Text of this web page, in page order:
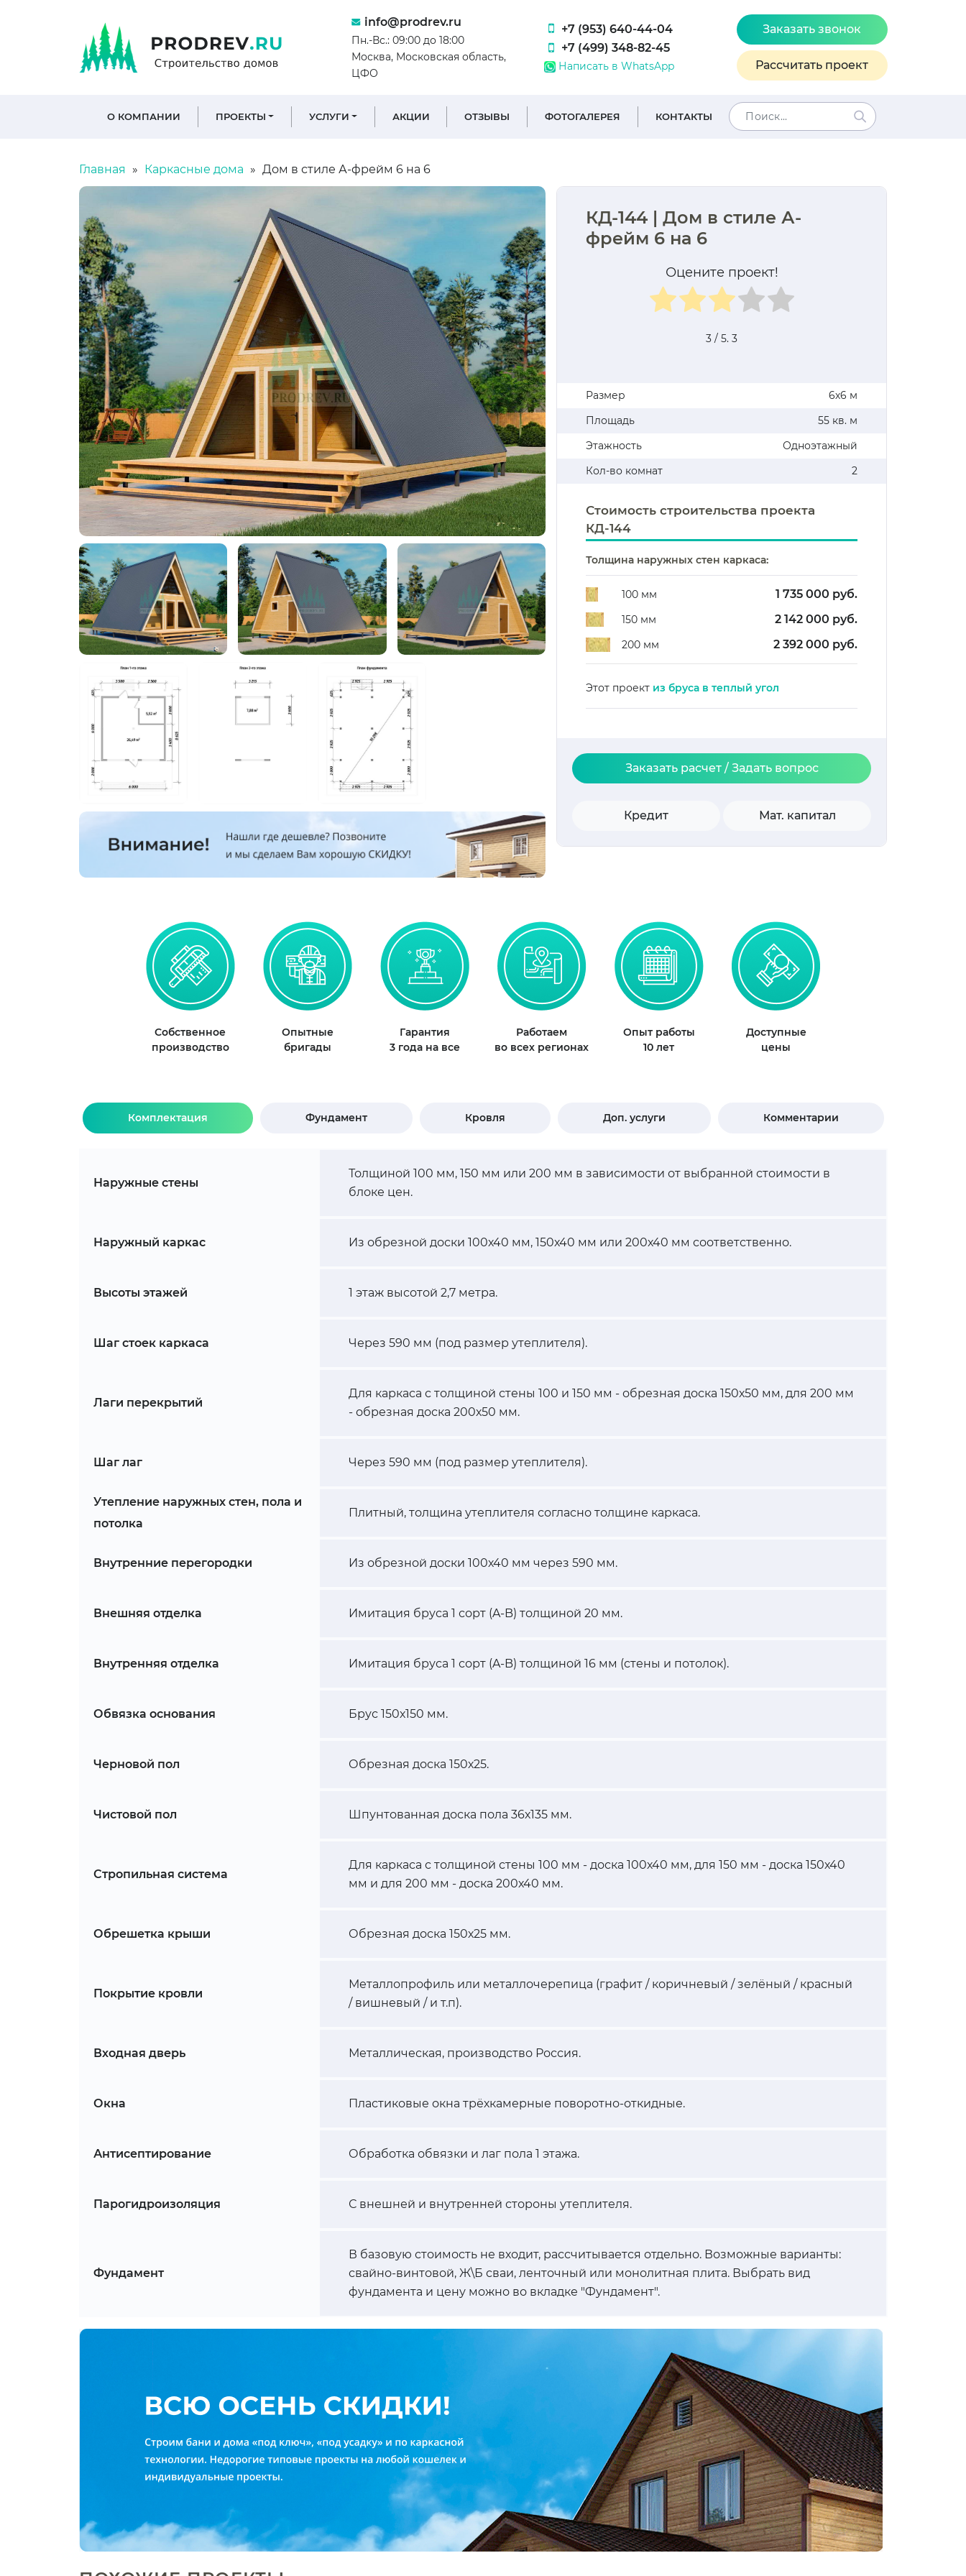
info@prodrev.ru
Пн.-Вс.: 09:00 до 18:00
Москва, Московская область,
ЦФО
+7 (953) 640-44-04
+7 (499) 348-82-45
Написать в WhatsApp
Заказать звонок
Рассчитать проект
О КОМПАНИИ ПРОЕКТЫ УСЛУГИ АКЦИИ ОТЗЫВЫ ФОТОГАЛЕРЕЯ КОНТАКТЫ
Главная Каркасные дома Дом в стиле А-фрейм 6 на 6
КД-144 | Дом в стиле А-
фрейм 6 на 6
Оцените проект!
3 / 5.3
Размер
6х6 м
Площадь
55 кв. м
Этажность
Одноэтажный
Кол-во комнат
2
Стоимость строительства проекта
КД-144
Толщина наружных стен каркаса:
100 мм 1 735 000 руб.
150 мм 2 142 000 руб.
200 мм 2 392 000 руб.
Этот проект из бруса в теплый угол
Заказать расчет / Задать вопрос
Кредит Мат. капитал
Собственное
производство
Опытные
бригады
Гарантия
3 года на все
Работаем
во всех регионах
Опыт работы
10 лет
Доступные
цены
Комплектация Фундамент Кровля Доп. услуги Комментарии
Наружные стены
Толщиной 100 мм, 150 мм или 200 мм в зависимости от выбранной стоимости в
блоке цен.
Наружный каркас Из обрезной доски 100х40 мм, 150х40 мм или 200х40 мм соответственно.
Высоты этажей 1 этаж высотой 2,7 метра.
Шаг стоек каркаса Через 590 мм (под размер утеплителя).
Лаги перекрытий
Для каркаса с толщиной стены 100 и 150 мм - обрезная доска 150х50 мм, для 200 мм
- обрезная доска 200х50 мм.
Шаг лаг Через 590 мм (под размер утеплителя).
Утепление наружных стен, пола и
потолка
Плитный, толщина утеплителя согласно толщине каркаса.
Внутренние перегородки Из обрезной доски 100х40 мм через 590 мм.
Внешняя отделка Имитация бруса 1 сорт (A-B) толщиной 20 мм.
Внутренняя отделка Имитация бруса 1 сорт (A-B) толщиной 16 мм (стены и потолок).
Обвязка основания Брус 150х150 мм.
Черновой пол Обрезная доска 150х25.
Чистовой пол Шпунтованная доска пола 36х135 мм.
Стропильная система
Для каркаса с толщиной стены 100 мм - доска 100х40 мм, для 150 мм - доска 150х40
мм и для 200 мм - доска 200х40 мм.
Обрешетка крыши Обрезная доска 150х25 мм.
Покрытие кровли
Металлопрофиль или металлочерепица (графит / коричневый / зелёный / красный
/ вишневый / и т.п).
Входная дверь Металлическая, производство Россия.
Окна Пластиковые окна трёхкамерные поворотно-откидные.
Антисептирование Обработка обвязки и лаг пола 1 этажа.
Парогидроизоляция С внешней и внутренней стороны утеплителя.
Фундамент
В базовую стоимость не входит, рассчитывается отдельно. Возможные варианты:
свайно-винтовой, Ж\Б сваи, ленточный или монолитная плита. Выбрать вид
фундамента и цену можно во вкладке "Фундамент".